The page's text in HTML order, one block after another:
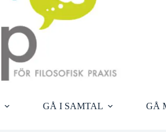
GÅ I SAMTAL GÅ